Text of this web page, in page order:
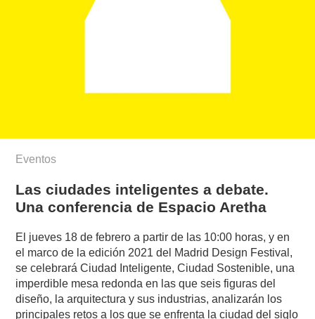
Eventos
Las ciudades inteligentes a debate.
Una conferencia de Espacio Aretha
El jueves 18 de febrero a partir de las 10:00 horas, y en
el marco de la edición 2021 del Madrid Design Festival,
se celebrará Ciudad Inteligente, Ciudad Sostenible, una
imperdible mesa redonda en las que seis figuras del
diseño, la arquitectura y sus industrias, analizarán los
principales retos a los que se enfrenta la ciudad del siglo